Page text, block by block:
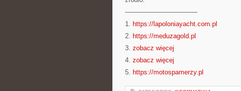
———————————
1. https://lapoloniayacht.com.pl
2. https://meduzagold.pl
3. zobacz więcej
4. zobacz więcej
5. https://motospamerzy.pl